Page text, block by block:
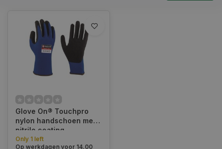
Glove On® Touchpro
nylon handschoen met
nitrile coating
Only 1 left
Op werkdagen voor 14.00